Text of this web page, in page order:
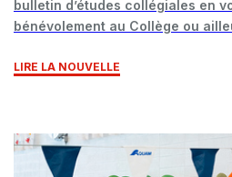
bulletin d’études collégiales en
bénévolement au Collège ou
LIRE LA NOUVELLE